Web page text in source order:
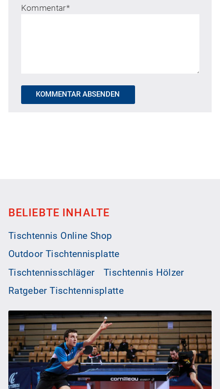
Kommentar*
KOMMENTAR ABSENDEN
BELIEBTE INHALTE
Tischtennis Online Shop
Outdoor Tischtennisplatte
Tischtennisschläger
Tischtennis Hölzer
Ratgeber Tischtennisplatte